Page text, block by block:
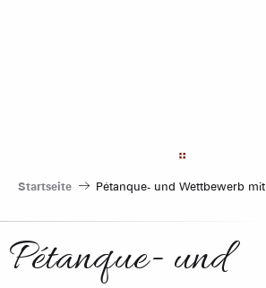
Startseite Pétanque- und Wettbewerb
Pétanque- und